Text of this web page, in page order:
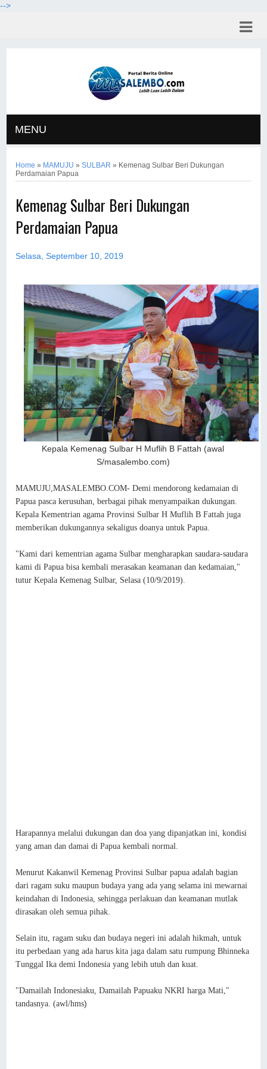
-->
MENU
Home » MAMUJU »SULBAR » Kemenag Sulbar Beri Dukungan
Perdamaian Papua
Kemenag Sulbar Beri Dukungan
Perdamaian Papua
Selasa, September 10, 2019
Kepala Kemenag Sulbar H Muflih B Fattah (awal
S/masalembo.com)
MAMUJU,MASALEMBO.COM- Demi mendorong kedamaian di
Papua pasca kerusuhan, berbagai pihak menyampaikan dukungan.
Kepala Kementrian agama Provinsi Sulbar H Muflih B Fattah juga
memberikan dukungannya sekaligus doanya untuk Papua.
"Kami dari kementrian agama Sulbar mengharapkan saudara-saudara
kami di Papua bisa kembali merasakan keamanan dan kedamaian,"
tutur Kepala Kemenag Sulbar, Selasa (10/9/2019).
Harapannya melalui dukungan dan doa yang dipanjatkan ini, kondisi
yang aman dan damai di Papua kembali normal.
Menurut Kakanwil Kemenag Provinsi Sulbar papua adalah bagian
dari ragam suku maupun budaya yang ada yang selama ini mewarnai
keindahan di Indonesia, sehingga perlakuan dan keamanan mutlak
dirasakan oleh semua pihak.
Selain itu, ragam suku dan budaya negeri ini adalah hikmah, untuk
itu perbedaan yang ada harus kita jaga dalam satu rumpung Bhinneka
Tunggal Ika demi Indonesia yang lebih utuh dan kuat.
"Damailah Indonesiaku, Damailah Papuaku NKRI harga Mati,"
tandasnya. (awl/hms)